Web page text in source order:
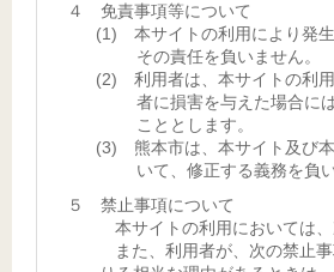
４ 免責事項等について
(1) 本サイトの利用により発
その責任を負いません。
(2) 利用者は、本サイトの利
者に損害を与えた場合に
こととします。
(3) 熊本市は、本サイト及び
いて、修正する義務を負
５ 禁止事項について
本サイトの利用においては
また、利用者が、次の禁止